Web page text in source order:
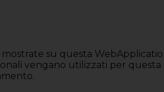
su questa
vengano utilizzati per